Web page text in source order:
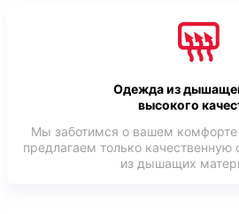
Одежда из
высокого
Мы заботимся о вашем комфорте
предлагаем только
из дышащих